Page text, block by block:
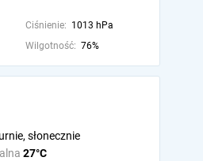
Ciśnienie: 1013 hPa
Wilgotność: 76%
27°C
słonecznie